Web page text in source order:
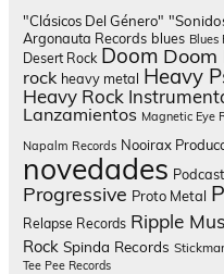
"Clásicos Del Género"
Argonauta Records blues Blues
Desert Rock Doom Doom
rock heavy metal Heavy
Heavy Rock
Lanzamientos Magnetic Eye
Napalm Records Nooirax
novedades Podcast
Progressive Proto Metal
Relapse Records Ripple
Rock Spinda Records
Tee Pee Records